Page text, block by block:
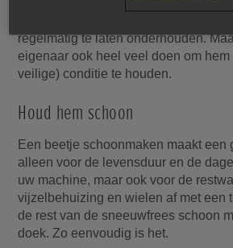
regelmatig te laten onderhouden.
eigenaar ook heel veel doen om hem
veilige) conditie te houden.
Houd hem schoon
Een beetje schoonmaken maakt een
alleen voor de levensduur en de
uw machine, maar ook voor de
vijzelbehuizing en wielen af met een
de rest van de sneeuwfrees schoon
doek. Zo eenvoudig is het.